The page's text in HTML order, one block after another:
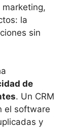
la
sin
de
. Un CRM
el software
y